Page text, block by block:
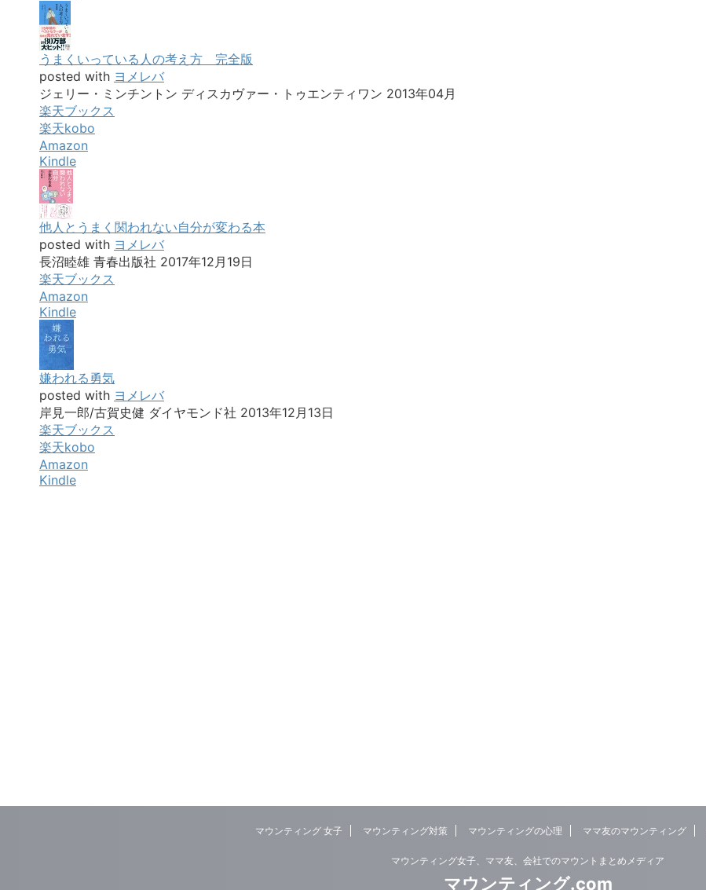
うまくいっている人の考え方 完全版
posted with ヨメレバ
ジェリー・ミンチントン ディスカヴァー・トゥエンティワン 2013年04月
楽天ブックス
楽天kobo
Amazon
Kindle
他人とうまく関われない自分が変わる本
posted with ヨメレバ
長沼睦雄 青春出版社 2017年12月19日
楽天ブックス
Amazon
Kindle
嫌われる勇気
posted with ヨメレバ
岸見一郎/古賀史健 ダイヤモンド社 2013年12月13日
楽天ブックス
楽天kobo
Amazon
Kindle
マウンティング 女子 マウンティング対策 マウンティングの心理 ママ友のマウンティング
マウンティング女子、ママ友、会社でのマウントまとめメディア
マウンティング.com